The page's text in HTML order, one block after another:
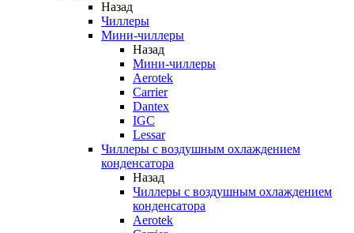
Назад
Чиллеры
Мини-чиллеры
Назад
Мини-чиллеры
Aerotek
Carrier
Dantex
IGC
Lessar
Чиллеры с воздушным охлаждением
конденсатора
Назад
Чиллеры с воздушным охлаждением
конденсатора
Aerotek